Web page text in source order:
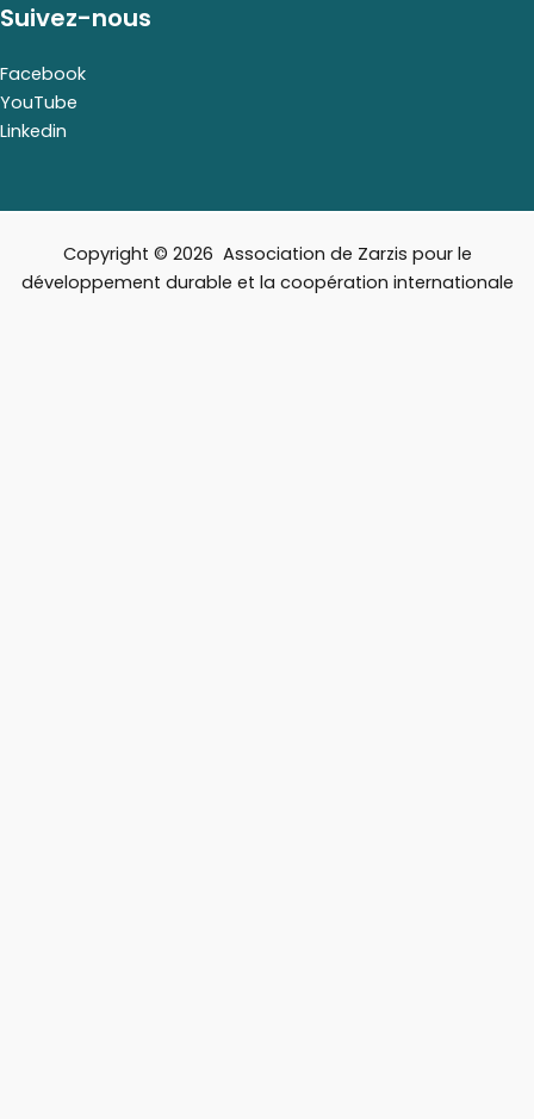
Suivez-nous
Facebook
YouTube
Linkedin
Copyright © 2026 Association de Zarzis pour le
développement durable et la coopération internationale